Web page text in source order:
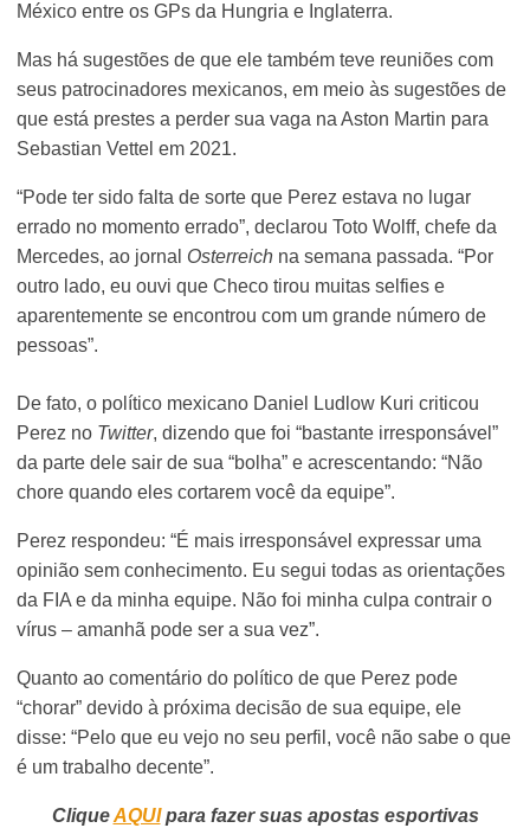
México entre os GPs da Hungria e Inglaterra.
Mas há sugestões de que ele também teve reuniões com
seus patrocinadores mexicanos, em meio às sugestões de
que está prestes a perder sua vaga na Aston Martin para
Sebastian Vettel em 2021.
“Pode ter sido falta de sorte que Perez estava no lugar
errado no momento errado”, declarou Toto Wolff, chefe da
Mercedes, ao jornal Osterreich na semana passada. “Por
outro lado, eu ouvi que Checo tirou muitas selfies e
aparentemente se encontrou com um grande número de
pessoas”.
De fato, o político mexicano Daniel Ludlow Kuri criticou
Perez no Twitter, dizendo que foi “bastante irresponsável”
da parte dele sair de sua “bolha” e acrescentando: “Não
chore quando eles cortarem você da equipe”.
Perez respondeu: “É mais irresponsável expressar uma
opinião sem conhecimento. Eu segui todas as orientações
da FIA e da minha equipe. Não foi minha culpa contrair o
vírus – amanhã pode ser a sua vez”.
Quanto ao comentário do político de que Perez pode
“chorar” devido à próxima decisão de sua equipe, ele
disse: “Pelo que eu vejo no seu perfil, você não sabe o que
é um trabalho decente”.
CliqueAQUIpara fazer suas apostas esportivas